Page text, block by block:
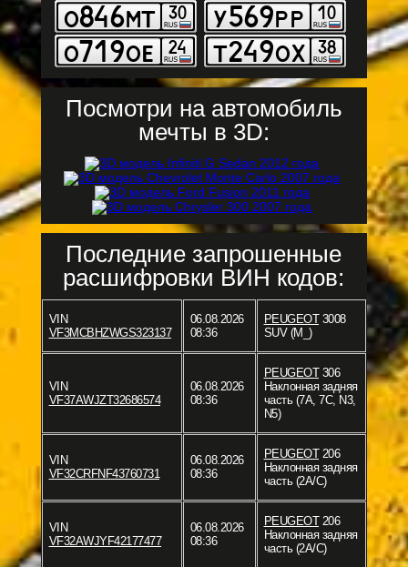
Посмотри на автомобиль
мечты в 3D:
Последние запрошенные
расшифровки ВИН кодов:
VIN
VF3MCBHZWGS323137
06.08.2026
08:36
PEUGEOT3008
SUV (M_)
VIN
VF37AWJZT32686574
06.08.2026
08:36
PEUGEOT306
Наклонная задняя
часть (7A, 7C, N3,
N5)
VIN
VF32CRFNF43760731
06.08.2026
08:36
PEUGEOT206
Наклонная задняя
часть (2A/C)
VIN
VF32AWJYF42177477
06.08.2026
08:36
PEUGEOT206
Наклонная задняя
часть (2A/C)